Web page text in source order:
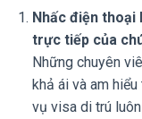
Nhấc điện thoại
trực tiếp của
Những chuyên
khả ái và am
vụ visa di trú